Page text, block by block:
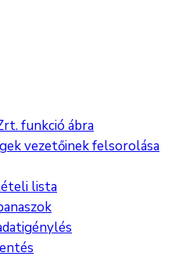
funkció ábra
vezetőinek felsorolása
lista